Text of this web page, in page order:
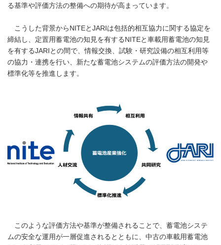
る基準や評価方法の整備への期待が高まっています。
こうした背景からNITEとJARIは包括的相互協力に関する協定を
締結し、定置用蓄電池の知見を有するNITEと車載用蓄電池の知見
を有するJARIとの間で、情報交換、試験・研究設備の相互利用等
の協力・連携を行い、新たな蓄電池システムの評価方法の開発や
標準化等を推進します。
このような評価方法や基準が整備されることで、蓄電池システ
ムの安全な運用が一層促進されるとともに、中古の車載用蓄電池